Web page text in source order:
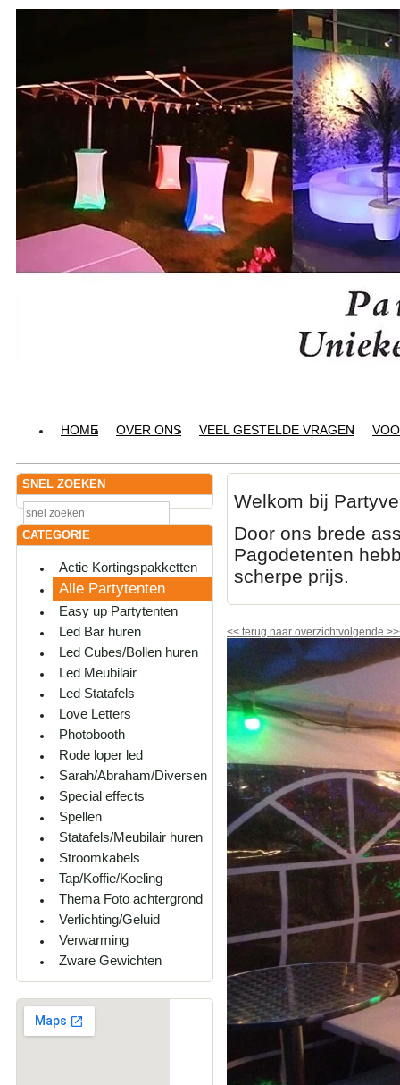
HOME OVER ONS VEEL GESTELDE VRAGEN
SNEL ZOEKEN
CATEGORIE
Actie Kortingspakketten
Alle Partytenten
Easy up Partytenten
Led Bar huren
Led Cubes/Bollen huren
Led Meubilair
Led Statafels
Love Letters
Photobooth
Rode loper led
Sarah/Abraham/Diversen
Special effects
Spellen
Statafels/Meubilair huren
Stroomkabels
Tap/Koffie/Koeling
Thema Foto achtergrond
Verlichting/Geluid
Verwarming
Zware Gewichten
Welkom bij
Door ons brede
Pagodetenten
scherpe prijs.
<< terug naar overzichtvolgende >>